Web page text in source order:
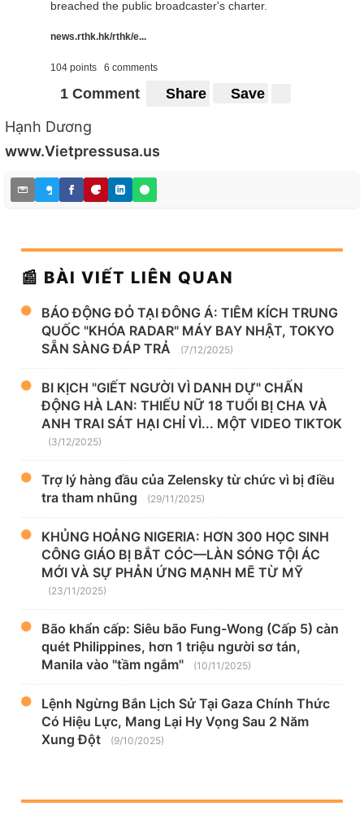
breached the public broadcaster's charter.
news.rthk.hk/rthk/e...
104 points 6 comments
1 Comment Share Save
Hạnh Dương
www.Vietpressusa.us
📰 BÀI VIẾT LIÊN QUAN
BÁO ĐỘNG ĐỎ TẠI ĐÔNG Á: TIÊM KÍCH TRUNG
QUỐC "KHÓA RADAR" MÁY BAY NHẬT, TOKYO
SẴN SÀNG ĐÁP TRẢ
(7/12/2025)
BI KỊCH "GIẾT NGƯỜI VÌ DANH DỰ" CHẤN
ĐỘNG HÀ LAN: THIẾU NỮ 18 TUỔI BỊ CHA VÀ
ANH TRAI SÁT HẠI CHỈ VÌ... MỘT VIDEO TIKTOK
(3/12/2025)
Trợ lý hàng đầu của Zelensky từ chức vì bị điều
tra tham nhũng
(29/11/2025)
KHỦNG HOẢNG NIGERIA: HƠN 300 HỌC SINH
CÔNG GIÁO BỊ BẮT CÓC—LÀN SÓNG TỘI ÁC
MỚI VÀ SỰ PHẢN ỨNG MẠNH MẼ TỪ MỸ
(23/11/2025)
Bão khẩn cấp: Siêu bão Fung-Wong (Cấp 5) càn
quét Philippines, hơn 1 triệu người sơ tán,
Manila vào "tầm ngắm"
(10/11/2025)
Lệnh Ngừng Bắn Lịch Sử Tại Gaza Chính Thức
Có Hiệu Lực, Mang Lại Hy Vọng Sau 2 Năm
Xung Đột
(9/10/2025)